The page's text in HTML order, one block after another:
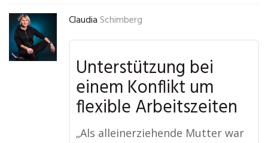
Claudia Schimberg
Unterstützung bei
einem Konflikt um
flexible Arbeitszeiten
„Als alleinerziehende Mutter war